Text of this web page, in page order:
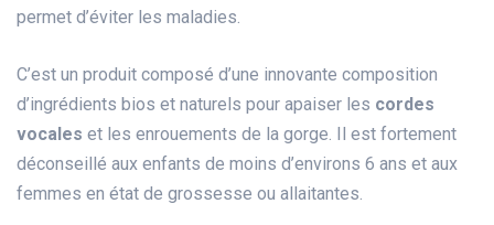
permet d’éviter les maladies.
C’est un produit composé d’une innovante composition
d’ingrédients bios et naturels pour apaiser les cordes
vocales et les enrouements de la gorge. Il est fortement
déconseillé aux enfants de moins d’environs 6 ans et aux
femmes en état de grossesse ou allaitantes.